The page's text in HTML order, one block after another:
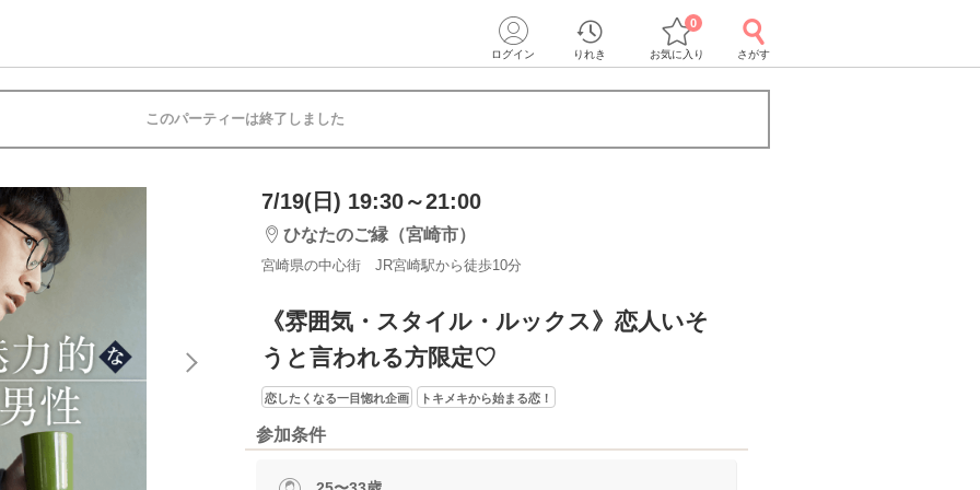
ログイン りれき お気に入り
0
さがす
このパーティーは終了しました
7/19(日) 19:30～21:00
ひなたのご縁（宮崎市）
宮崎県の中心街 JR宮崎駅から徒歩10分
《雰囲気・スタイル・ルックス》恋人いそ
うと言われる方限定♡
恋したくなる一目惚れ企画 トキメキから始まる恋！
参加条件